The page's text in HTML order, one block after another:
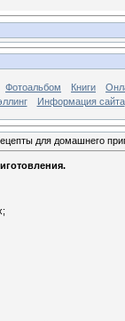
Фотоальбом Книги
Информация сайта
для домашнего